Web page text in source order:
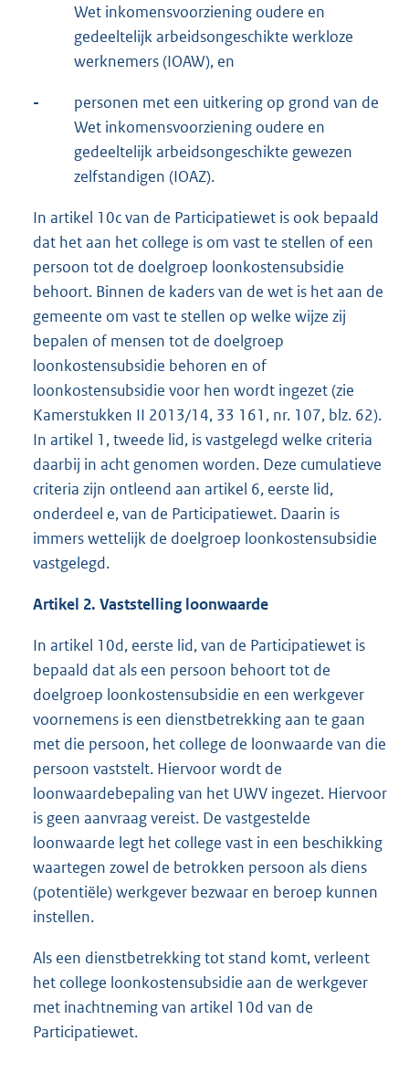
Wet inkomensvoorziening oudere en
gedeeltelijk arbeidsongeschikte werkloze
werknemers (IOAW), en
-
personen met een uitkering op grond van de
Wet inkomensvoorziening oudere en
gedeeltelijk arbeidsongeschikte gewezen
zelfstandigen (IOAZ).
In artikel 10c van de Participatiewet is ook bepaald
dat het aan het college is om vast te stellen of een
persoon tot de doelgroep loonkostensubsidie
behoort. Binnen de kaders van de wet is het aan de
gemeente om vast te stellen op welke wijze zij
bepalen of mensen tot de doelgroep
loonkostensubsidie behoren en of
loonkostensubsidie voor hen wordt ingezet (zie
Kamerstukken II 2013/14, 33 161, nr. 107, blz. 62).
In artikel 1, tweede lid, is vastgelegd welke criteria
daarbij in acht genomen worden. Deze cumulatieve
criteria zijn ontleend aan artikel 6, eerste lid,
onderdeel e, van de Participatiewet. Daarin is
immers wettelijk de doelgroep loonkostensubsidie
vastgelegd.
Artikel 2. Vaststelling loonwaarde
In artikel 10d, eerste lid, van de Participatiewet is
bepaald dat als een persoon behoort tot de
doelgroep loonkostensubsidie en een werkgever
voornemens is een dienstbetrekking aan te gaan
met die persoon, het college de loonwaarde van die
persoon vaststelt. Hiervoor wordt de
loonwaardebepaling van het UWV ingezet. Hiervoor
is geen aanvraag vereist. De vastgestelde
loonwaarde legt het college vast in een beschikking
waartegen zowel de betrokken persoon als diens
(potentiële) werkgever bezwaar en beroep kunnen
instellen.
Als een dienstbetrekking tot stand komt, verleent
het college loonkostensubsidie aan de werkgever
met inachtneming van artikel 10d van de
Participatiewet.